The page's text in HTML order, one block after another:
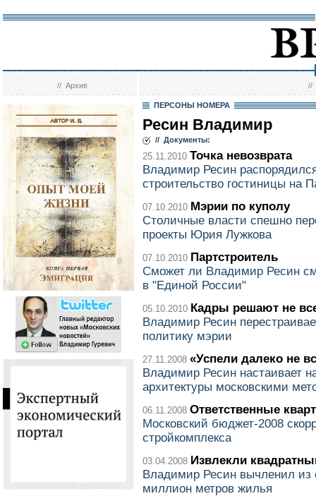
//Архив //
ПЕРСОНЫ НОМЕРА
Ресин Владимир
// Документы:
25.11.2010 Точка невозврата
Владимир Ресин
строительство гостиницы на
07.10.2010 Мэрии по куполу
Столичные власти спешно
проекты Юрия Лужкова
07.10.2010 Партстроитель
Сможет ли Владимир Ресин
в "Единой России"
05.10.2010 Кадры решают не
Владимир Ресин
политику мэрии
27.11.2008 «Успели далеко не
Владимир Ресин настаивает
архитектуры московскими
06.11.2008 Ответственные
Московский бюджет-2008
стройкомплекса
03.04.2008 Извлекли
Владимир Ресин вычленил
миллион метров жилья